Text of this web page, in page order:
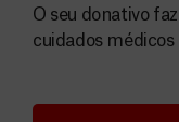
O seu donativo
cuidados